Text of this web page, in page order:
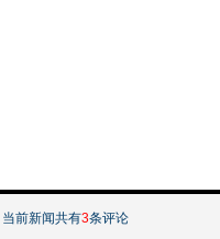
当前新闻共有3条评论